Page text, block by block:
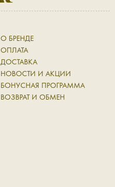
О БРЕНДЕ
ОПЛАТА
ДОСТАВКА
НОВОСТИ И АКЦИИ
БОНУСНАЯ ПРОГРАММА
ВОЗВРАТ И ОБМЕН